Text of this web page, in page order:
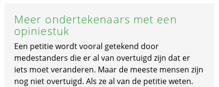
Meer ondertekenaars met een
opiniestuk
Een petitie wordt vooral getekend door
medestanders die er al van overtuigd zijn dat er
iets moet veranderen. Maar de meeste mensen zijn
nog niet overtuigd. Als ze al van de petitie weten.